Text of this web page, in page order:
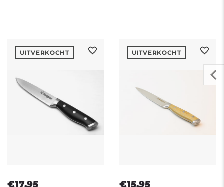
€17,95
UITVERKOCHT
€15,95
UITVERKOCHT